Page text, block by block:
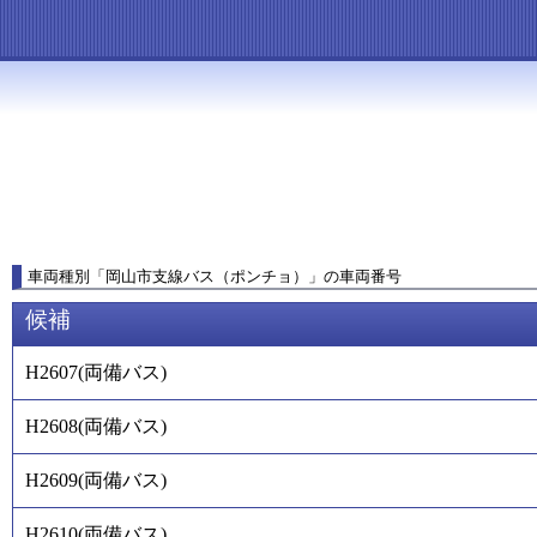
車両種別 「 岡山市支線バス（ポンチョ） 」 の車両番号
候補
H2607(両備バス)
H2608(両備バス)
H2609(両備バス)